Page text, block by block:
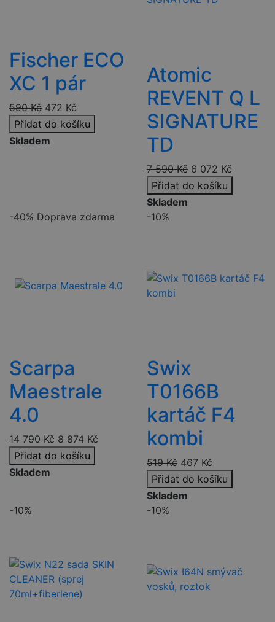
Fischer ECO
XC 1 pár
590Kč 472 Kč
Přidat do košíku
Skladem
Atomic
REVENT Q L
SIGNATURE
TD
7 590Kč 6 072 Kč
Přidat do košíku
Skladem
-40% Doprava zdarma
Scarpa
Maestrale
4.0
14 790Kč 8 874 Kč
Přidat do košíku
Skladem
-10%
Swix
T0166B
kartáč F4
kombi
519Kč 467 Kč
Přidat do košíku
Skladem
-10%
-10%